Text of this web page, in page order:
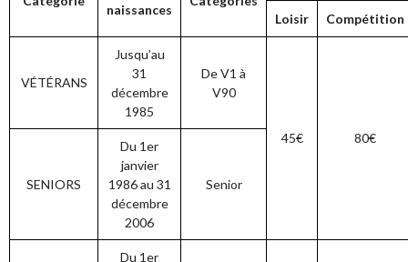
naissances
Loisir Compétition
VÉTÉRANS
Jusqu’au
31
décembre
1985
De V1 à
V90
45€ 80€
SENIORS
Du 1er
janvier
1986 au 31
décembre
2006
Senior
Du 1er